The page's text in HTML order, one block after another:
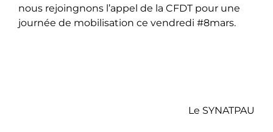
nous rejoingnons l’appel de la CFDT pour une
journée de mobilisation ce vendredi #8mars.
Le SYNATPAU